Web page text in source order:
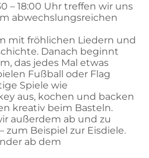
– 18:00 Uhr treffen wir uns
abwechslungsreichen
mit fröhlichen Liedern und
Danach beginnt
das jedes Mal etwas
Fußball oder Flag
Spiele wie
aus, kochen und backen
kreativ beim Basteln.
außerdem ab und zu
zum Beispiel zur Eisdiele.
ab dem